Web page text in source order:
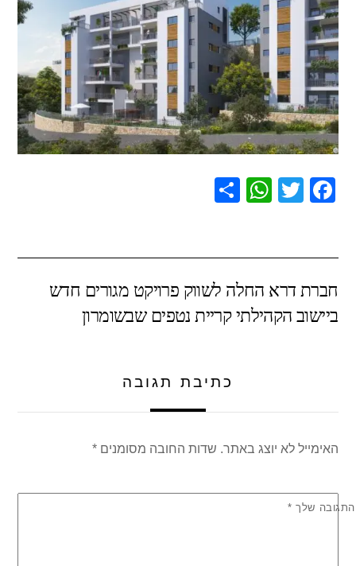
F
e
b
o
T
er
W
s
A
p
e
חברת דרא החלה לשווק פרויקט מגורים חדש
ביישוב הקהילתי קריית נטפים שבשומרון
כתיבת תגובה
האימייל לא יוצג באתר. שדות החובה מסומנים*
התגובה שלך *